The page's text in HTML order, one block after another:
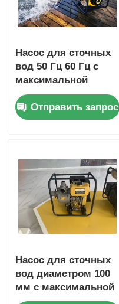
Насос для сточных
вод 50 Гц 60 Гц с
максимальной
всасывающей
головкой 8 м и
номинальной общей
очистных
сооружений
Отправить запрос
Насос для сточных
вод диаметром 100
мм с максимальной
всасывающей